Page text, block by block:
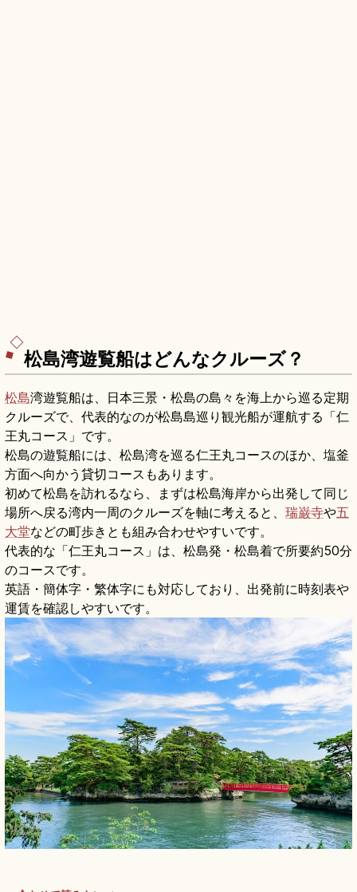
松島湾遊覧船はどんなクルーズ？
松島湾遊覧船は、日本三景・松島の島々を海上から巡る定期
クルーズで、代表的なのが松島島巡り観光船が運航する「仁
王丸コース」です。
松島の遊覧船には、松島湾を巡る仁王丸コースのほか、塩釜
方面へ向かう貸切コースもあります。
初めて松島を訪れるなら、まずは松島海岸から出発して同じ
場所へ戻る湾内一周のクルーズを軸に考えると、 瑞巌寺や五
大堂などの町歩きとも組み合わせやすいです。
代表的な「仁王丸コース」は、松島発・松島着で所要約50分
のコースです。
英語・簡体字・繁体字にも対応しており、出発前に時刻表や
運賃を確認しやすいです。